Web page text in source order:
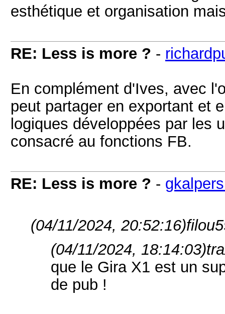
esthétique et organisation
RE: Less is more ? -
En complément d'Ives, avec
peut partager en exportant et
logiques développées par les
consacré au fonctions FB.
RE: Less is more ? -
(04/11/2024, 20:52:16)
(04/11/2024, 18:14:03)
que le Gira X1 est un
de pub !